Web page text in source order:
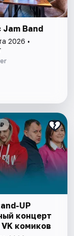
Jam Band
2026 •
UP
концерт
комиков